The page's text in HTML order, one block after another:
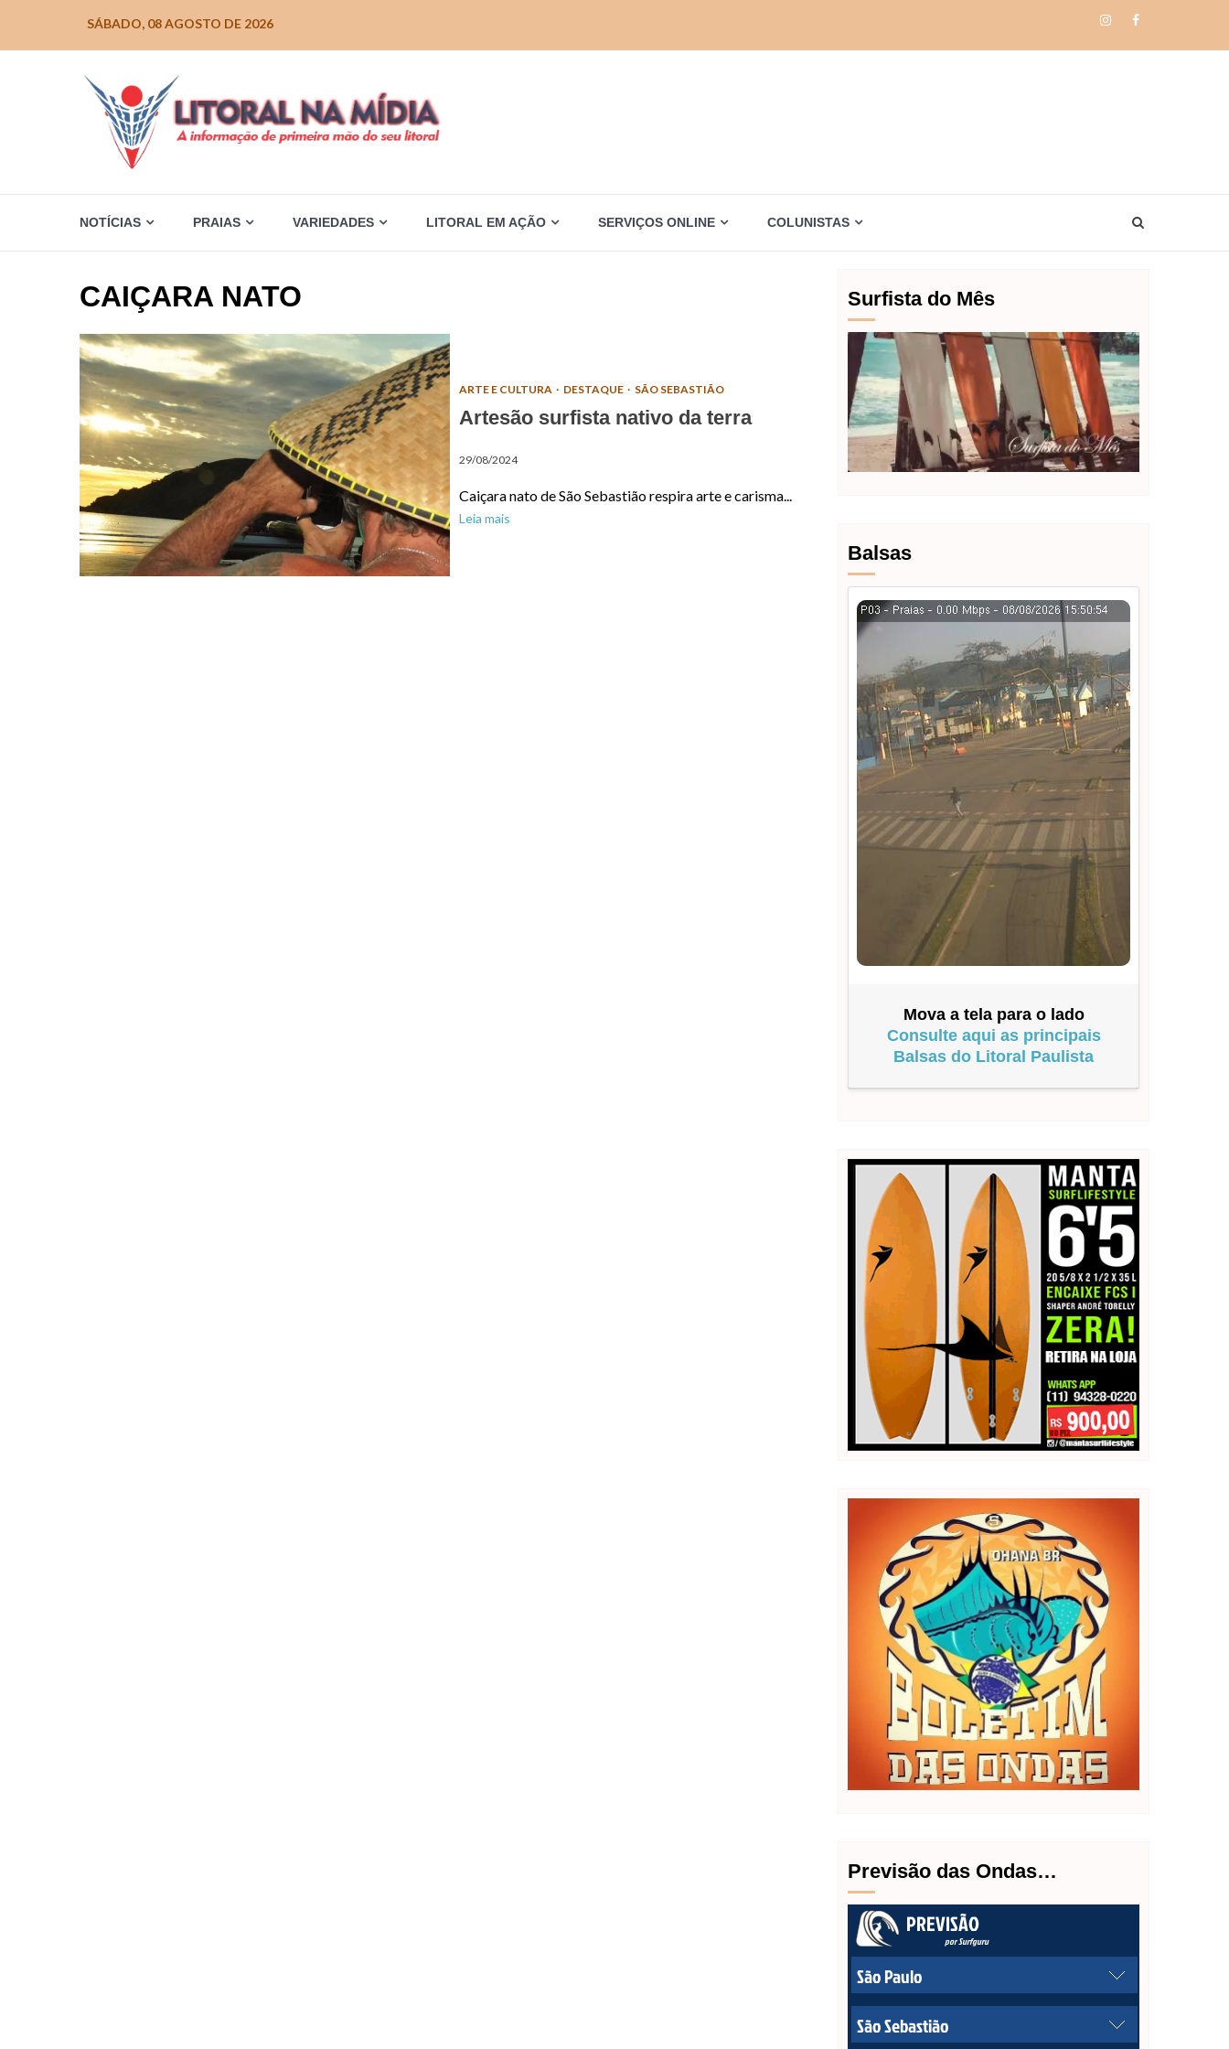
SÁBADO, 08 AGOSTO DE 2026 InstagramFacebook
NOTÍCIAS PRAIAS VARIEDADES LITORAL EM AÇÃO SERVIÇOS ONLINE COLUNISTAS
CAIÇARA NATO
ARTE E CULTURA DESTAQUE SÃO SEBASTIÃO
Artesão surfista nativo da terra
29/08/2024
Caiçara nato de São Sebastião respira arte e carisma...
Leia mais
Surfista do Mês
Balsas
Mova a tela para o lado
Consulte aqui as principais
Balsas do Litoral Paulista
Previsão das Ondas…